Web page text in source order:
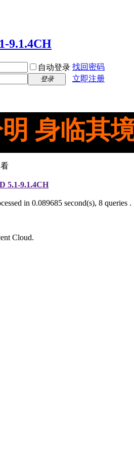
自动登录 找回密码
登录 立即注册
身临其
5.1-9.1.4CH
in 0.089685 second(s), 8 queries .
Cloud.